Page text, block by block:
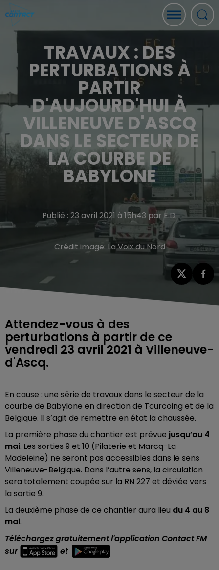
TRAVAUX : DES
PERTURBATIONS À
PARTIR
D'AUJOURD'HUI À
VILLENEUVE D'ASCQ
DANS LE SECTEUR DE
LA COURBE DE
BABYLONE
Publié : 23 avril 2021 à 15h43 par E.D.
Crédit image: La Voix du Nord
Attendez-vous à des
perturbations à partir de ce
vendredi 23 avril 2021 à Villeneuve-
d'Ascq.
En cause : une série de travaux dans le secteur de la
courbe de Babylone en direction de Tourcoing et de la
Belgique. Il s’agit de remettre en état la chaussée.
La première phase du chantier est prévue jusqu’au 4
mai. Les sorties 9 et 10 (Pilaterie et Marcq-La
Madeleine) ne seront pas accessibles dans le sens
Villeneuve-Belgique. Dans l’autre sens, la circulation
sera totalement coupée sur la RN 227 et déviée vers
la sortie 9.
La deuxième phase de ce chantier aura lieu du 4 au 8
mai.
Téléchargez gratuitement l'application Contact FM
sur
et